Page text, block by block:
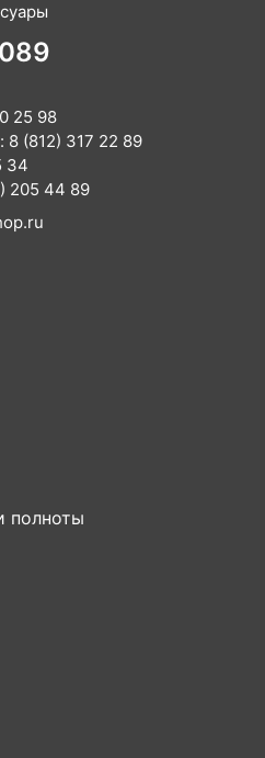
25 98
8 (812) 317 22 89
34
205 44 89
полноты